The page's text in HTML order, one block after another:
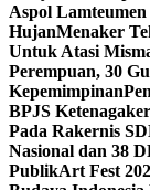
Aspol
HujanMenaker
Untuk Atasi
Perempuan, 30
Kepemimpinan
BPJS
Pada Rakernis
Nasional dan 38
PublikArt Fest